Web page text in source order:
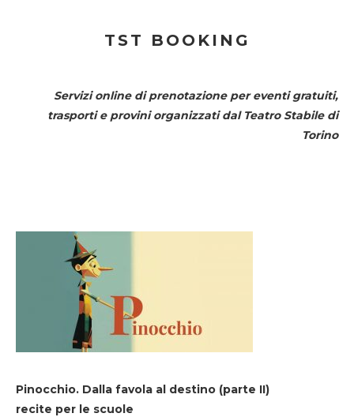
TST BOOKING
Servizi online di prenotazione per eventi gratuiti,
trasporti e provini organizzati dal Teatro Stabile di
Torino
Pinocchio. Dalla favola al destino (parte II)
recite per le scuole